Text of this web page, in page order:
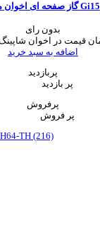
گاز صفحه ای اخوان مدل Gi15
بدون رای
قیمت در اخوان
اضافه به سبد خرید
پربازدید
پر بازدید
پرفروش